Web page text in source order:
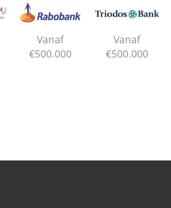
Vanaf
€500.000
Vanaf
€500.000